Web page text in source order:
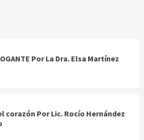
Por La Dra. Elsa Martínez
corazón Por Lic. Rocío Hernández